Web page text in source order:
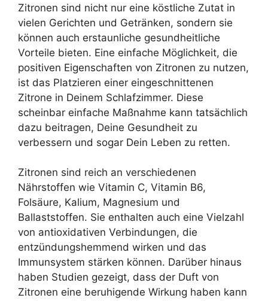
Zitronen sind nicht nur eine köstliche Zutat in
vielen Gerichten und Getränken, sondern sie
können auch erstaunliche gesundheitliche
Vorteile bieten. Eine einfache Möglichkeit, die
positiven Eigenschaften von Zitronen zu nutzen,
ist das Platzieren einer eingeschnittenen
Zitrone in Deinem Schlafzimmer. Diese
scheinbar einfache Maßnahme kann tatsächlich
dazu beitragen, Deine Gesundheit zu
verbessern und sogar Dein Leben zu retten.
Zitronen sind reich an verschiedenen
Nährstoffen wie Vitamin C, Vitamin B6,
Folsäure, Kalium, Magnesium und
Ballaststoffen. Sie enthalten auch eine Vielzahl
von antioxidativen Verbindungen, die
entzündungshemmend wirken und das
Immunsystem stärken können. Darüber hinaus
haben Studien gezeigt, dass der Duft von
Zitronen eine beruhigende Wirkung haben kann